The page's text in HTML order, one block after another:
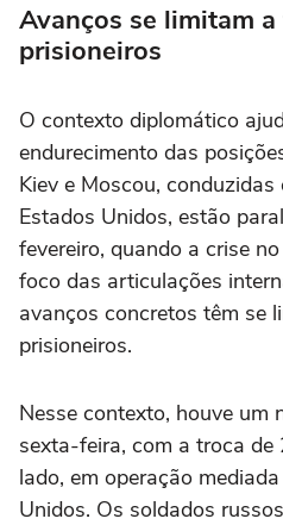
Avanços se limitam
prisioneiros
O contexto diplomático
endurecimento das
Kiev e Moscou,
Estados Unidos, estão
fevereiro, quando a crise
foco das articulações
avanços concretos têm se
prisioneiros.
Nesse contexto, houve um
sexta-feira, com a troca
lado, em operação
Unidos. Os soldados